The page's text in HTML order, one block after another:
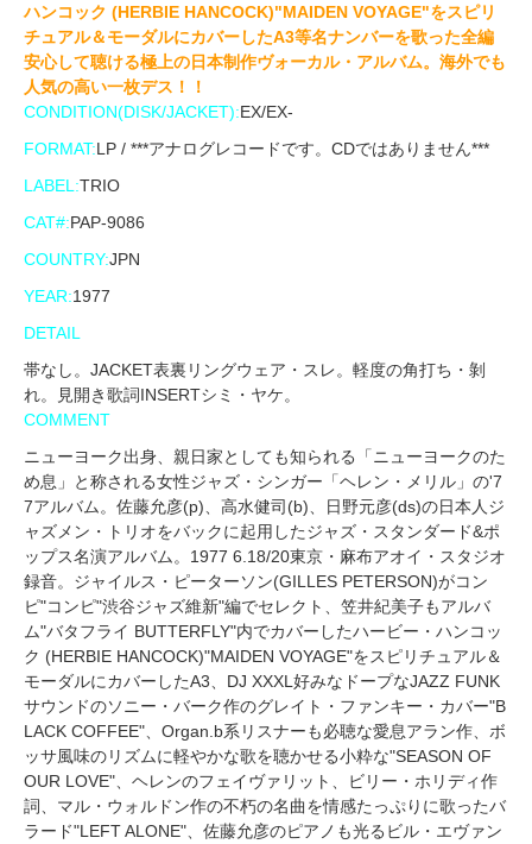
ハンコック (HERBIE HANCOCK)"MAIDEN VOYAGE"をスピリ
チュアル＆モーダルにカバーしたA3等名ナンバーを歌った全編
安心して聴ける極上の日本制作ヴォーカル・アルバム。海外でも
人気の高い一枚デス！！
CONDITION(DISK/JACKET):EX/EX-
FORMAT:LP / ***アナログレコードです。CDではありません***
LABEL:TRIO
CAT#:PAP-9086
COUNTRY:JPN
YEAR:1977
DETAIL
帯なし。JACKET表裏リングウェア・スレ。軽度の角打ち・剝
れ。見開き歌詞INSERTシミ・ヤケ。
COMMENT
ニューヨーク出身、親日家としても知られる「ニューヨークのた
め息」と称される女性ジャズ・シンガー「ヘレン・メリル」の'7
7アルバム。佐藤允彦(p)、高水健司(b)、日野元彦(ds)の日本人ジ
ャズメン・トリオをバックに起用したジャズ・スタンダード&ポ
ップス名演アルバム。1977 6.18/20東京・麻布アオイ・スタジオ
録音。ジャイルス・ピーターソン(GILLES PETERSON)がコン
ピ"コンピ"渋谷ジャズ維新"編でセレクト、笠井紀美子もアルバ
ム"バタフライ BUTTERFLY"内でカバーしたハービー・ハンコッ
ク (HERBIE HANCOCK)"MAIDEN VOYAGE"をスピリチュアル＆
モーダルにカバーしたA3、DJ XXXL好みなドープなJAZZ FUNK
サウンドのソニー・バーク作のグレイト・ファンキー・カバー"B
LACK COFFEE"、Organ.b系リスナーも必聴な愛息アラン作、ボ
ッサ風味のリズムに軽やかな歌を聴かせる小粋な"SEASON OF
OUR LOVE"、ヘレンのフェイヴァリット、ビリー・ホリディ作
詞、マル・ウォルドン作の不朽の名曲を情感たっぷりに歌ったバ
ラード"LEFT ALONE"、佐藤允彦のピアノも光るビル・エヴァン